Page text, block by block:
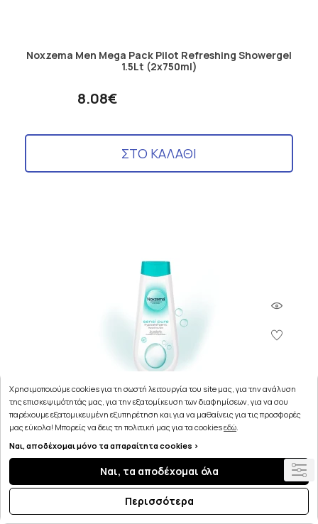
Noxzema Men Mega Pack Pilot Refreshing Showergel
1.5Lt (2x750ml)
8.08€
ΣΤΟ ΚΑΛΑΘΙ
Noxzema Bath Care Sensi Pure 0% Υποαλλεργικό
Αφρόλουτρο 750ml
5.18€
Χρησιμοποιούμε cookies για τη σωστή λειτουργία του site μας, για την ανάλυση
της επισκεψιμότητάς μας, για την εξατομίκευση των διαφημίσεων, για να σου
παρέχουμε εξατομικευμένη εξυπηρέτηση και για να μαθαίνεις για τις προσφορές
μας εύκολα! Μπορείς να δεις τη πολιτική μας για τα cookiesεδώ.
Ναι, αποδέχομαι μόνο τα απαραίτητα cookies >
Ναι, τα αποδέχομαι όλα
Περισσότερα